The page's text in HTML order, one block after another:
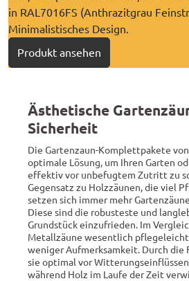
in RAL7016FS (Anthrazitgrau
Minimalistisches Design.
Produkt ansehen
Ästhetische
Sicherheit
Die Gartenzaun-Komplettpakete
optimale Lösung, um Ihren Garten
effektiv vor unbefugtem Zutritt zu
Gegensatz zu Holzzäunen, die viel
setzen sich immer mehr
Diese sind die robusteste und
Grundstück einzufrieden. Im
Metallzäune wesentlich
weniger Aufmerksamkeit. Durch die
sie optimal vor
während Holz im Laufe der Zeit